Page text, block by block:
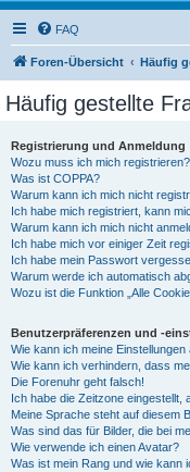
FAQ
Foren-Übersicht Häufig
Häufig gestellte
Registrierung und Anmeldung
Wozu muss ich mich registrieren?
Was ist COPPA?
Warum kann ich mich nicht
Ich habe mich registriert, kann
Warum kann ich mich nicht
Ich habe mich vor einiger Zeit
Ich habe mein Passwort
Warum werde ich automatisch
Wozu ist die Funktion „Alle
Benutzerpräferenzen und -
Wie kann ich meine Einstellungen
Wie kann ich verhindern, dass
Die Forenuhr geht falsch!
Ich habe die Zeitzone eingestellt,
Meine Sprache steht auf diesem
Was sind das für Bilder, die bei
Wie verwende ich einen Avatar?
Was ist mein Rang und wie kann